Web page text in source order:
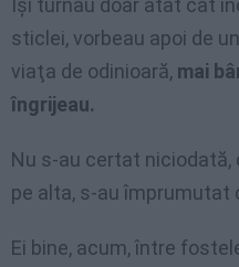
Îşi turnau doar atât cât
sticlei, vorbeau apoi de
viaţa de odinioară, mai
îngrijeau.
Nu s-au certat niciodată,
pe alta, s-au împrumutat
Ei bine, acum, între